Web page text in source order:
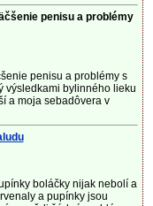
penisu a problémy
penisu a problémy s
výsledkami bylinného lieku
a moja sebadôvera v
boláčky nijak nebolí a
a pupínky jsou